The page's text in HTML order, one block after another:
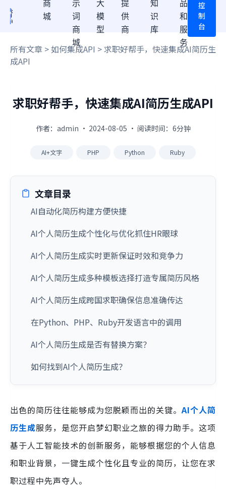
商
城
示
词
商
城
大
模
型
提
供
商
知
识
库
品
和
服
务
控
制
台
所有文章 >如何集成API > 求职好帮手，快速集成AI简历生
成API
求职好帮手，快速集成AI简历生成API
作者：admin · 2024-08-05 · 阅读时间：6分钟
AI+文字 PHP Python Ruby
文章目录
AI自动化简历构建方便快捷
AI个人简历生成个性化与优化抓住HR眼球
AI个人简历生成实时更新保证时效和竞争力
AI个人简历生成多种模板选择打造专属简历风格
AI个人简历生成跨国求职确保信息准确传达
在Python、PHP、Ruby开发语言中的调用
AI个人简历生成是否有替换方案？
如何找到AI个人简历生成？
出色的简历往往能够成为您脱颖而出的关键。AI个人简
历生成服务，是您开启梦幻职业之旅的得力助手。这项
基于人工智能技术的创新服务，能够根据您的个人信息
和职业背景，一键生成个性化且专业的简历，让您在求
职过程中先声夺人。